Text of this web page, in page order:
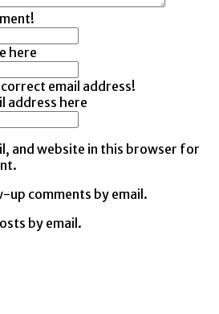
here
email address!
address here
and website in this browser for
comments by email.
by email.